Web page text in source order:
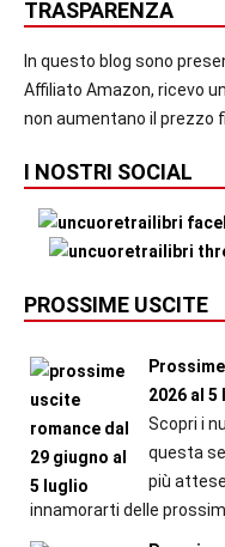
TRASPARENZA
In questo blog sono
Affiliato Amazon, ricevo
non aumentano il prezzo
I NOSTRI SOCIAL
PROSSIME USCITE
2026 al 5
Scopri i
questa
più
innamorarti delle